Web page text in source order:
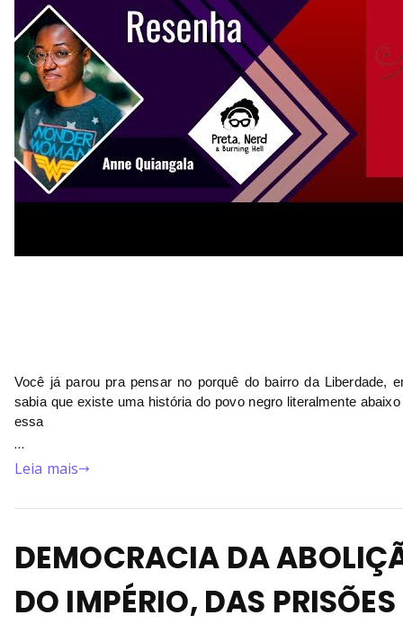
Você já parou pra pensar no porquê do bairro da Liberdade,
sabia que existe uma história do povo negro literalmente
essa
…
Leia mais
DEMOCRACIA DA
DO IMPÉRIO, DAS